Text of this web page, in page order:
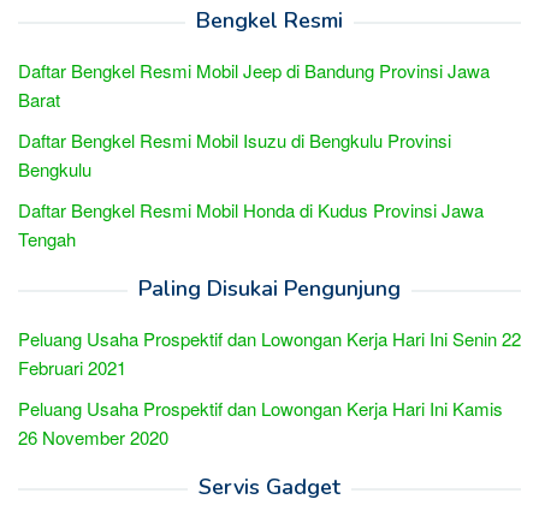
Bengkel Resmi
Daftar Bengkel Resmi Mobil Jeep di Bandung Provinsi Jawa
Barat
Daftar Bengkel Resmi Mobil Isuzu di Bengkulu Provinsi
Bengkulu
Daftar Bengkel Resmi Mobil Honda di Kudus Provinsi Jawa
Tengah
Paling Disukai Pengunjung
Peluang Usaha Prospektif dan Lowongan Kerja Hari Ini Senin 22
Februari 2021
Peluang Usaha Prospektif dan Lowongan Kerja Hari Ini Kamis
26 November 2020
Servis Gadget